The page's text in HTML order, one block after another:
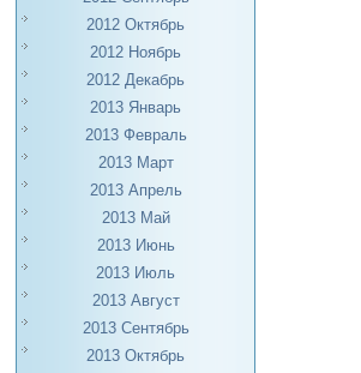
2012 Октябрь
2012 Ноябрь
2012 Декабрь
2013 Январь
2013 Февраль
2013 Март
2013 Апрель
2013 Май
2013 Июнь
2013 Июль
2013 Август
2013 Сентябрь
2013 Октябрь